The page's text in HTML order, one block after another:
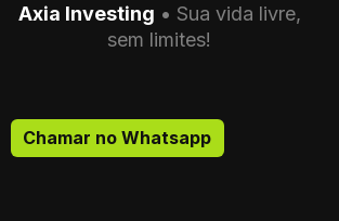
Axia Investing • Sua vida livre,
sem limites!
Chamar no Whatsapp